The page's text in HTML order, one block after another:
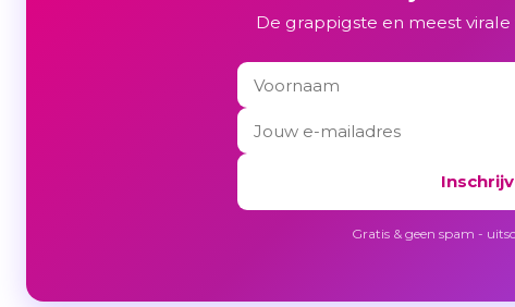
De grappigste en meest virale
Gratis & geen spam -